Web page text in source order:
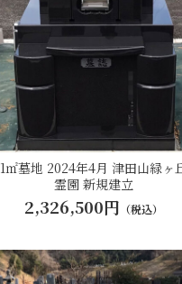
1㎡墓地 2024年4月 津田山緑ヶ
霊園 新規建立
2,326,500円 （税込）